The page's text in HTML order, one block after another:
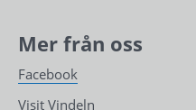
Mer från oss
Facebook
Visit Vindeln